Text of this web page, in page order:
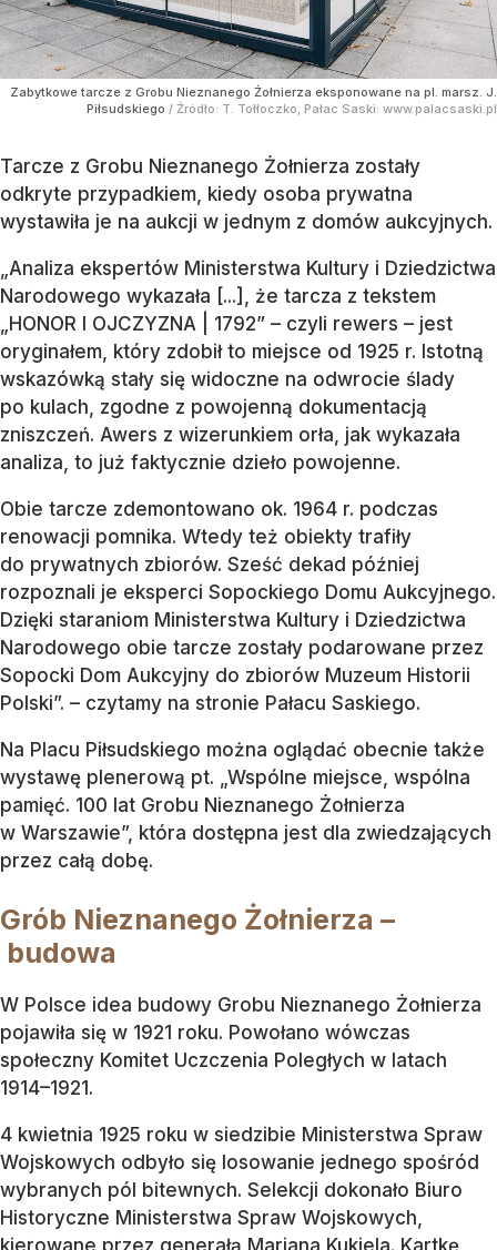
Zabytkowe tarcze z Grobu Nieznanego Żołnierza eksponowane na pl. marsz. J.
Piłsudskiego / Źródło: T. Tołłoczko, Pałac Saski: www.palacsaski.pl
Tarcze z Grobu Nieznanego Żołnierza zostały
odkryte przypadkiem, kiedy osoba prywatna
wystawiła je na aukcji w jednym z domów aukcyjnych.
„Analiza ekspertów Ministerstwa Kultury i Dziedzictwa
Narodowego wykazała [...], że tarcza z tekstem
„HONOR I OJCZYZNA | 1792” – czyli rewers – jest
oryginałem, który zdobił to miejsce od 1925 r. Istotną
wskazówką stały się widoczne na odwrocie ślady
po kulach, zgodne z powojenną dokumentacją
zniszczeń. Awers z wizerunkiem orła, jak wykazała
analiza, to już faktycznie dzieło powojenne.
Obie tarcze zdemontowano ok. 1964 r. podczas
renowacji pomnika. Wtedy też obiekty trafiły
do prywatnych zbiorów. Sześć dekad później
rozpoznali je eksperci Sopockiego Domu Aukcyjnego.
Dzięki staraniom Ministerstwa Kultury i Dziedzictwa
Narodowego obie tarcze zostały podarowane przez
Sopocki Dom Aukcyjny do zbiorów Muzeum Historii
Polski”. – czytamy na stronie Pałacu Saskiego.
Na Placu Piłsudskiego można oglądać obecnie także
wystawę plenerową pt. „Wspólne miejsce, wspólna
pamięć. 100 lat Grobu Nieznanego Żołnierza
w Warszawie”, która dostępna jest dla zwiedzających
przez całą dobę.
Grób Nieznanego Żołnierza –
budowa
W Polsce idea budowy Grobu Nieznanego Żołnierza
pojawiła się w 1921 roku. Powołano wówczas
społeczny Komitet Uczczenia Poległych w latach
1914–1921.
4 kwietnia 1925 roku w siedzibie Ministerstwa Spraw
Wojskowych odbyło się losowanie jednego spośród
wybranych pól bitewnych. Selekcji dokonało Biuro
Historyczne Ministerstwa Spraw Wojskowych,
kierowane przez generałą Mariana Kukiela. Kartkę